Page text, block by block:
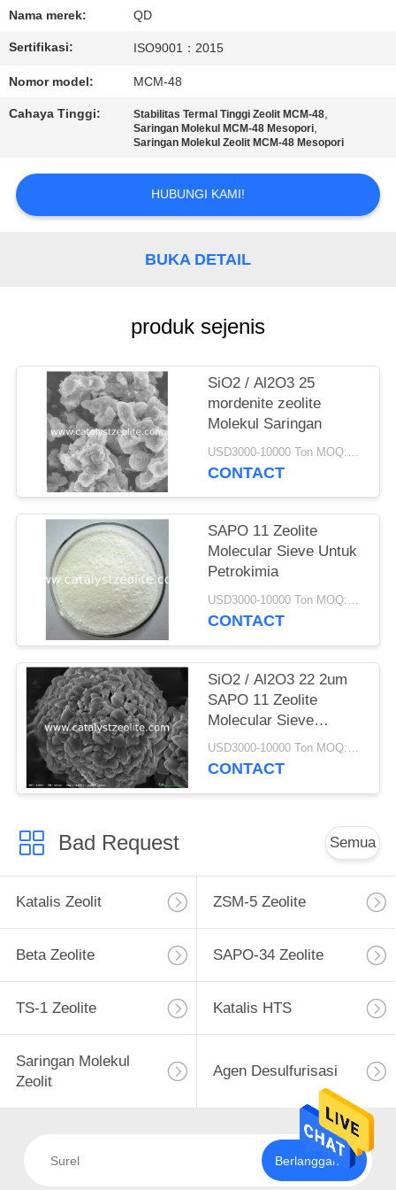
KUALITAS
KAMI
KASUS
Nama merek: QD
Sertifikasi: ISO9001：2015
Nomor model: MCM-48
Cahaya Tinggi: Stabilitas Termal Tinggi Zeolit ​​​​MCM-48,
Saringan Molekul MCM-48 Mesopori,
Saringan Molekul Zeolit ​​MCM-48 Mesopori
HUBUNGI KAMI!
BUKA DETAIL
produk sejenis
SiO2 / Al2O3 25
mordenite zeolite
Molekul Saringan
USD3000-10000 Ton MOQ:1 KG
CONTACT
SAPO 11 Zeolite
Molecular Sieve Untuk
Petrokimia
USD3000-10000 Ton MOQ:1 KG
CONTACT
SiO2 / Al2O3 22 2um
SAPO 11 Zeolite
Molecular Sieve
Powder
USD3000-10000 Ton MOQ:1 KG
CONTACT
Bad Request Semua
Katalis Zeolit ZSM-5 Zeolite
Beta Zeolite SAPO-34 Zeolite
TS-1 Zeolite Katalis HTS
Saringan Molekul
Zeolit
Agen Desulfurisasi
Berlangganan